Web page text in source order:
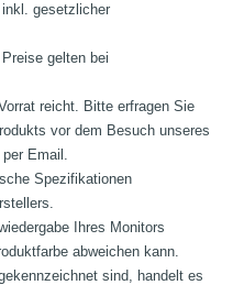
gesetzlicher
gelten bei
reicht. Bitte erfragen Sie
vor dem Besuch unseres
Email.
Spezifikationen
Ihres Monitors
abweichen kann.
sind, handelt es